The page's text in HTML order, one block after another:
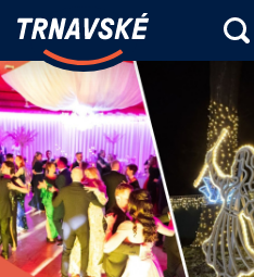
Skočiť na obsah
Trnavské
Vieme,
čo
sa
deje
v
kraji